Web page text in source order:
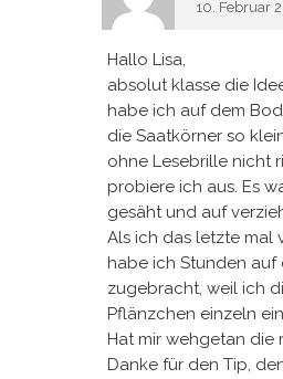
10. Februar
Hallo Lisa,
absolut klasse die
habe ich auf dem
die Saatkörner so
ohne Lesebrille nicht
probiere ich aus. Es
gesäht und auf
Als ich das letzte mal
habe ich Stunden auf
zugebracht, weil ich
Pflänzchen einzeln
Hat mir wehgetan die
Danke für den Tip,